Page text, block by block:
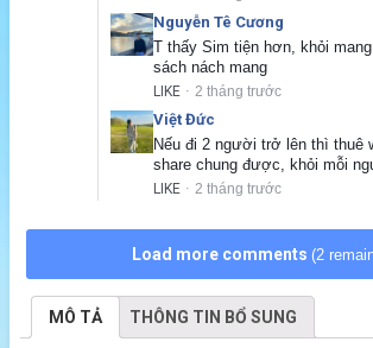
Nguyễn Tê Cương
T thấy Sim tiện hơn, khỏi
sách nách mang
LIKE · 2 tháng trước
Việt Đức
Nếu đi 2 người trở lên thì thuê
share chung được, khỏi mỗi
LIKE · 2 tháng trước
Load more comments (2
MÔ TẢ THÔNG TIN BỔ SUNG